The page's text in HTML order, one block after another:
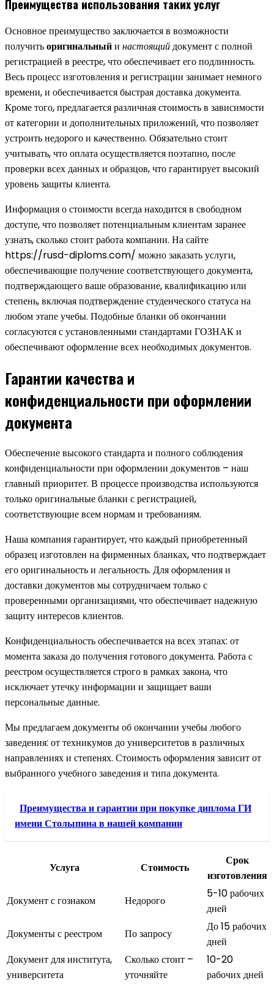
Преимущества использования таких услуг
Основное преимущество заключается в возможности
получитьоригинальныйи настоящийдокумент с полной
регистрацией в реестре, что обеспечивает его подлинность.
Весь процесс изготовления и регистрации занимает немного
времени, и обеспечивается быстрая доставка документа.
Кроме того, предлагается различная стоимость в зависимости
от категории и дополнительных приложений, что позволяет
устроить недорого и качественно. Обязательно стоит
учитывать, что оплата осуществляется поэтапно, после
проверки всех данных и образцов, что гарантирует высокий
уровень защиты клиента.
Информация о стоимости всегда находится в свободном
доступе, что позволяет потенциальным клиентам заранее
узнать, сколько стоит работа компании. На сайте
https://rusd-diploms.com/ можно заказать услуги,
обеспечивающие получение соответствующего документа,
подтверждающего ваше образование, квалификацию или
степень, включая подтверждение студенческого статуса на
любом этапе учебы. Подобные бланки об окончании
согласуются с установленными стандартами ГОЗНАК и
обеспечивают оформление всех необходимых документов.
Гарантии качества и
конфиденциальности при оформлении
документа
Обеспечение высокого стандарта и полного соблюдения
конфиденциальности при оформлении документов – наш
главный приоритет. В процессе производства используются
только оригинальные бланки с регистрацией,
соответствующие всем нормам и требованиям.
Наша компания гарантирует, что каждый приобретенный
образец изготовлен на фирменных бланках, что подтверждает
его оригинальность и легальность. Для оформления и
доставки документов мы сотрудничаем только с
проверенными организациями, что обеспечивает надежную
защиту интересов клиентов.
Конфиденциальность обеспечивается на всех этапах: от
момента заказа до получения готового документа. Работа с
реестром осуществляется строго в рамках закона, что
исключает утечку информации и защищает ваши
персональные данные.
Мы предлагаем документы об окончании учебы любого
заведения: от техникумов до университетов в различных
направлениях и степенях. Стоимость оформления зависит от
выбранного учебного заведения и типа документа.
Преимущества и гарантии при покупке диплома ГИ
имени Столыпина в нашей компании
Услуга Стоимость
Срок
изготовления
Документ с гознаком
Недорого
5-10 рабочих
дней
Документы с реестром
По запросу
До 15 рабочих
дней
Документ для института,
университета
Сколько стоит –
уточняйте
10-20
рабочих дней